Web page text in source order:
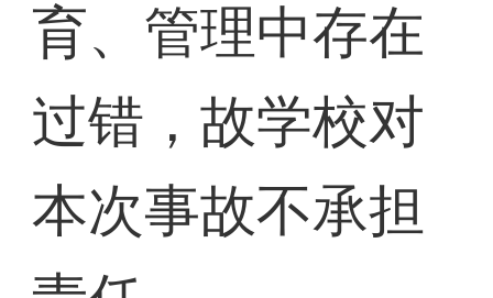
育、管理中存在
过错，故学校对
本次事故不承担